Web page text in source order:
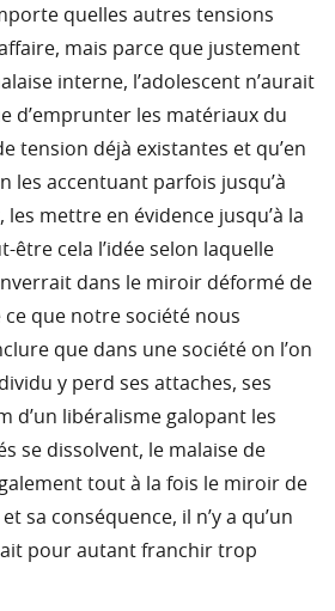
quelles autres tensions
mais parce que justement
interne, l’adolescent n’aurait
d’emprunter les matériaux du
tension déjà existantes et qu’en
les accentuant parfois jusqu’à
les mettre en évidence jusqu’à la
être cela l’idée selon laquelle
dans le miroir déformé de
ce que notre société nous
que dans une société on l’on
y perd ses attaches, ses
d’un libéralisme galopant les
se dissolvent, le malaise de
tout à la fois le miroir de
sa conséquence, il n’y a qu’un
pour autant franchir trop